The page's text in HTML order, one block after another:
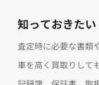
知っておきた
査定時に必要な書類
車を高く買取りして